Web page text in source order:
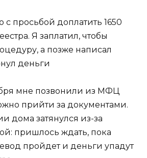
с просьбой доплатить 1650
Я заплатил, чтобы
а позже написал
деньги
мне позвонили из МФЦ
прийти за документами.
дома затянулся из-за
пришлось ждать, пока
пройдет и деньги упадут